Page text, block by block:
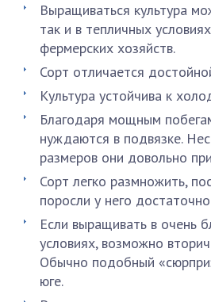
Выращиваться культура
так и в тепличных
фермерских хозяйств.
Сорт отличается
Культура устойчива к
Благодаря мощным
нуждаются в подвязке.
размеров они довольно
Сорт легко размножить,
поросли у него
Если выращивать в очень
условиях, возможно
Обычно подобный
юге.